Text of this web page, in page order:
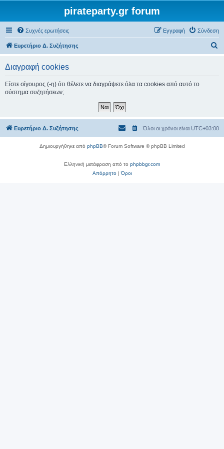
pirateparty.gr forum
Συχνές ερωτήσεις Σύνδεση
Εγγραφή
Ευρετήριο Δ. Συζήτησης
σ
Διαγραφή cookies
Είστε σίγουρος (-η) ότι θέλετε να διαγράψετε όλα τα cookies από αυτό το
σύστημα συζητήσεων;
Ευρετήριο Δ. Συζήτησης Όλοι οι χρόνοι είναι UTC+03:00
Δημιουργήθηκε από phpBB® Forum Software © phpBB Limited
Ελληνική μετάφραση από το phpbbgr.com
Απόρρητο|Όροι